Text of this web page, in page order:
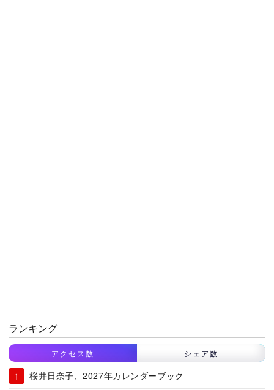
ランキング
アクセス数 シェア数
桜井日奈子、2027年カレンダーブック